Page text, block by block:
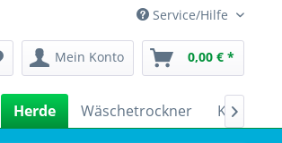
Service/Hilfe
Mein Konto 0,00 € *
Herde Wäschetrockner 